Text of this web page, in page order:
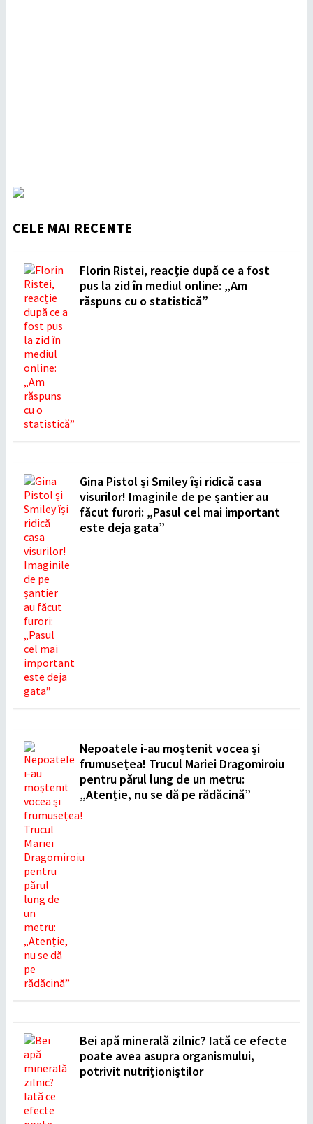
CELE MAI RECENTE
Florin Ristei, reacție după ce a fost
pus la zid în mediul online: „Am
răspuns cu o statistică”
Gina Pistol și Smiley își ridică casa
visurilor! Imaginile de pe șantier au
făcut furori: „Pasul cel mai important
este deja gata”
Nepoatele i-au moștenit vocea și
frumusețea! Trucul Mariei Dragomiroiu
pentru părul lung de un metru:
„Atenție, nu se dă pe rădăcină”
Bei apă minerală zilnic? Iată ce efecte
poate avea asupra organismului,
potrivit nutriționiștilor